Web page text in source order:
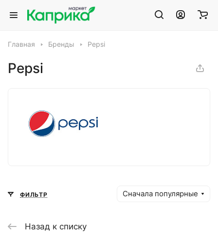
Главная Бренды Pepsi
Pepsi
ФИЛЬТР Сначала популярные
Назад к списку